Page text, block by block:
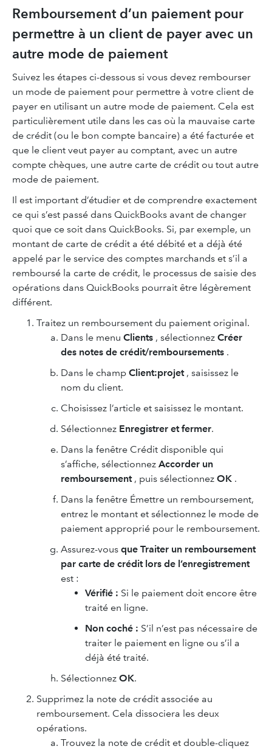
Remboursement d’un paiement pour
permettre à un client de payer avec un
autre mode de paiement
Suivez les étapes ci-dessous si vous devez rembourser
un mode de paiement pour permettre à votre client de
payer en utilisant un autre mode de paiement. Cela est
particulièrement utile dans les cas où la mauvaise carte
de crédit (ou le bon compte bancaire) a été facturée et
que le client veut payer au comptant, avec un autre
compte chèques, une autre carte de crédit ou tout autre
mode de paiement.
Il est important d’étudier et de comprendre exactement
ce qui s’est passé dans QuickBooks avant de changer
quoi que ce soit dans QuickBooks. Si, par exemple, un
montant de carte de crédit a été débité et a déjà été
appelé par le service des comptes marchands et s’il a
remboursé la carte de crédit, le processus de saisie des
opérations dans QuickBooks pourrait être légèrement
différent.
Traitez un remboursement du paiement original.
Dans le menu Clients , sélectionnez Créer
des notes de crédit/remboursements .
Dans le champ Client:projet, saisissez le
nom du client.
Choisissez l’article et saisissez le montant.
Sélectionnez Enregistrer et fermer.
Dans la fenêtre Crédit disponible qui
s’affiche, sélectionnez Accorder un
remboursement, puis sélectionnez OK .
Dans la fenêtre Émettre un remboursement,
entrez le montant et sélectionnez le mode de
paiement approprié pour le remboursement.
Assurez-vous que Traiter un remboursement
par carte de crédit lors de l’enregistrement
est :
Vérifié : Si le paiement doit encore être
traité en ligne.
Non coché : S’il n’est pas nécessaire de
traiter le paiement en ligne ou s’il a
déjà été traité.
Sélectionnez OK.
Supprimez la note de crédit associée au
remboursement. Cela dissociera les deux
opérations.
Trouvez la note de crédit et double-cliquez